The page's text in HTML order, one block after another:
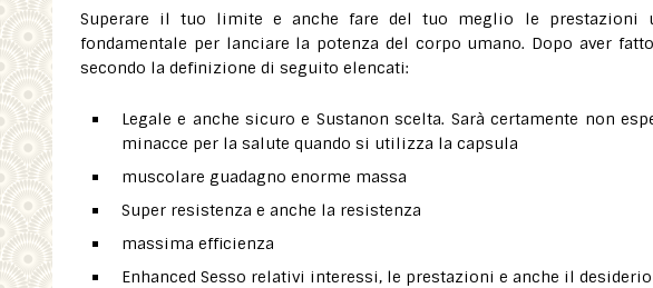
Superare il tuo limite e anche fare del tuo meglio le prestazioni
fondamentale per lanciare la potenza del corpo umano. Dopo aver
secondo la definizione di seguito elencati:
Legale e anche sicuro e Sustanon scelta. Sarà certamente non
minacce per la salute quando si utilizza la capsula
muscolare guadagno enorme massa
Super resistenza e anche la resistenza
massima efficienza
Enhanced Sesso relativi interessi, le prestazioni e anche il